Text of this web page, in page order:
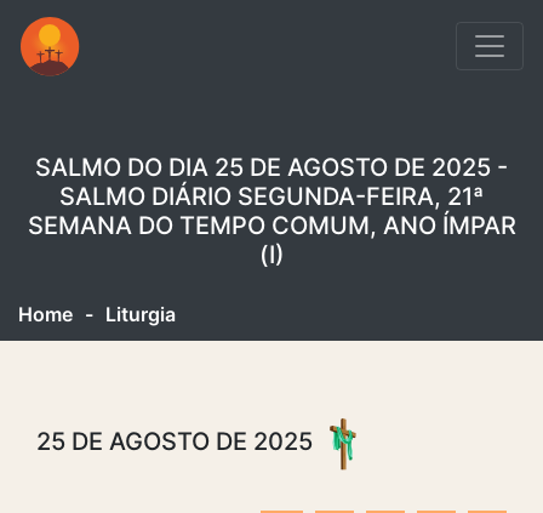
SALMO DO DIA 25 DE AGOSTO DE 2025 -
SALMO DIÁRIO SEGUNDA-FEIRA, 21ª
SEMANA DO TEMPO COMUM, ANO ÍMPAR
(I)
Home - Liturgia
25 DE AGOSTO DE 2025